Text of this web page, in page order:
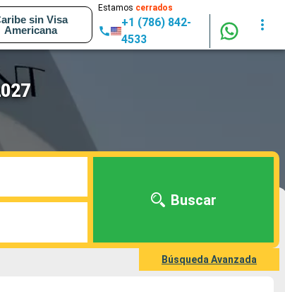
sin Visa
Americana
Estamos cerrados
+1 (786) 842-
4533
Buscar
Búsqueda Avanzada